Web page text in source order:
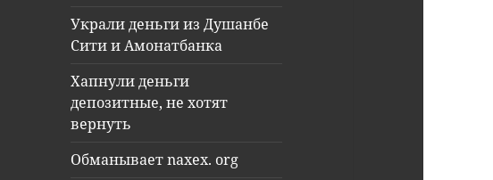
Украли деньги из Душанбе
Сити и Амонатбанка
Хапнули деньги
депозитные, не хотят
вернуть
Обманывает naxex. org